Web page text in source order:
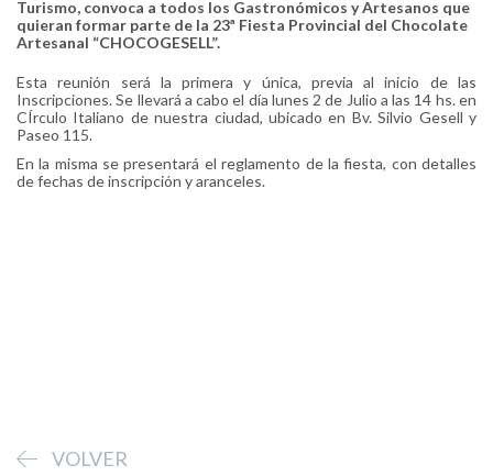
Turismo, convoca a todos los Gastronómicos y Artesanos que
quieran formar parte de la 23ª Fiesta Provincial del Chocolate
Artesanal “CHOCOGESELL”.
Esta reunión será la primera y única, previa al inicio de las
Inscripciones. Se llevará a cabo el día lunes 2 de Julio a las 14 hs. en
CÍrculo Italiano de nuestra ciudad, ubicado en Bv. Silvio Gesell y
Paseo 115.
En la misma se presentará el reglamento de la fiesta, con detalles
de fechas de inscripción y aranceles.
VOLVER